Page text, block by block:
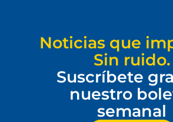
Noticias que
Sin ruido.
Suscríbete
nuestro
semanal